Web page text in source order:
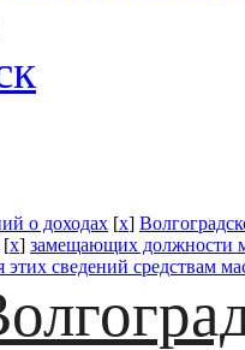
о доходах [x]
[x] замещающих должности
этих сведений средствам